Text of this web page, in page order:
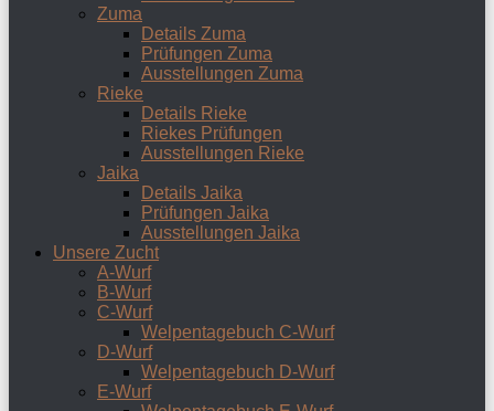
Zuma
Details Zuma
Prüfungen Zuma
Ausstellungen Zuma
Rieke
Details Rieke
Riekes Prüfungen
Ausstellungen Rieke
Jaika
Details Jaika
Prüfungen Jaika
Ausstellungen Jaika
Unsere Zucht
A-Wurf
B-Wurf
C-Wurf
Welpentagebuch C-Wurf
D-Wurf
Welpentagebuch D-Wurf
E-Wurf